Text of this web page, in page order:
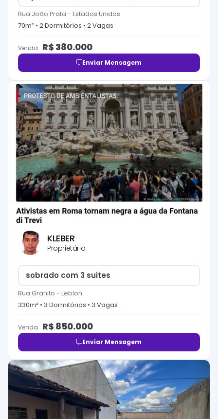
Rua João Prata - Estados Unidos
70m² • 2Dormitórios • 2Vagas
Venda R$ 380.000
Enviar Mensagem
KLEBER
Proprietário
sobrado com 3 suites
Rua Granito - Leblon
330m² • 3 Dormitórios • 3 Vagas
Venda R$ 850.000
Enviar Mensagem